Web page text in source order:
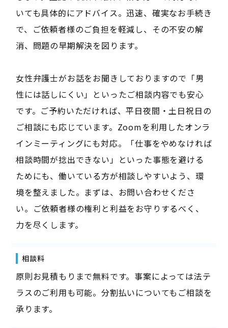
いても具体的にアドバイス。迅速、確実なお手続き
で、ご依頼者様のご負担を軽減し、その不安の解
消、問題の早期解決を図ります。
女性弁護士がお話をお聞きしておりますので「男
性には話しにくい」といったご相談内容でも安心
です。ご予約いただければ、平日夜間・土日祝日の
ご相談にも応じています。Zoomを利用したオンラ
インミーティングにも対応。「仕事をやめなければ
相談時間が捻出できない」といった事態を避ける
ためにも、働いている方が相談しやすいよう、環
境を整えました。まずは、お問い合わせくださ
い。ご依頼者様の権利と利益をお守りするべく、
力を尽くします。
相談料
原則お見積もりまで無料です。事案によっては法テ
ラスのご利用も可能。分割払いについてもご相談を
承ります。